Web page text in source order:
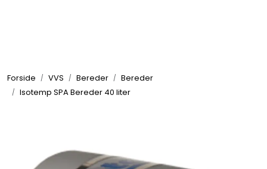
Forside VVS Bereder
Bereder
Isotemp SPA Bereder 40 liter
Elektrisk
Komfort